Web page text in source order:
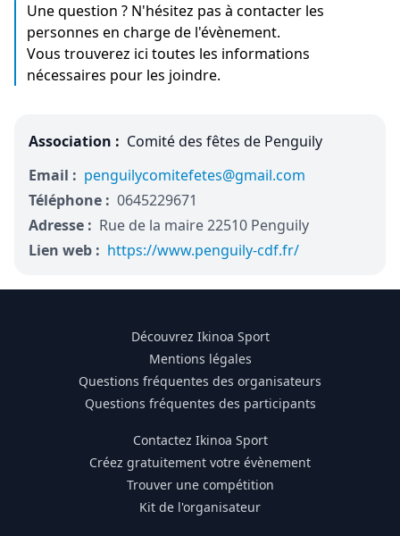
Une question ? N'hésitez pas à contacter les
personnes en charge de l'évènement.
Vous trouverez ici toutes les informations
nécessaires pour les joindre.
Association : Comité des fêtes de Penguily
Email : penguilycomitefetes@gmail.com
Téléphone : 0645229671
Adresse : Rue de la maire 22510 Penguily
Lien web : https://www.penguily-cdf.fr/
Découvrez Ikinoa Sport
Mentions légales
Questions fréquentes des organisateurs
Questions fréquentes des participants
Contactez Ikinoa Sport
Créez gratuitement votre évènement
Trouver une compétition
Kit de l'organisateur